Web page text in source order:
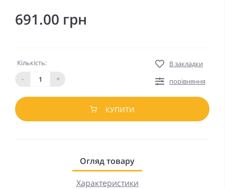
691.00 грн
Кількість:
-
+
В закладки
порівняння
КУПИТИ
Огляд товару
Характеристики